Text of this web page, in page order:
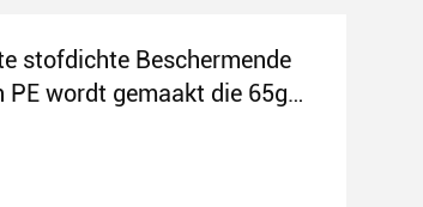
stofdichte Beschermende
PE wordt gemaakt die 65g